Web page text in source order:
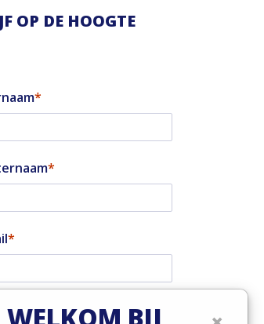
OP DE HOOGTE
installateur?